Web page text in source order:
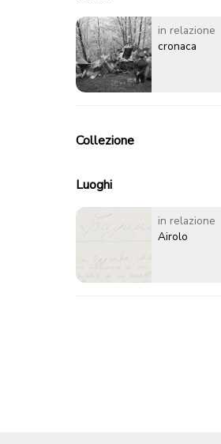
in relazione
cronaca
Collezione
Luoghi
in relazione
Airolo